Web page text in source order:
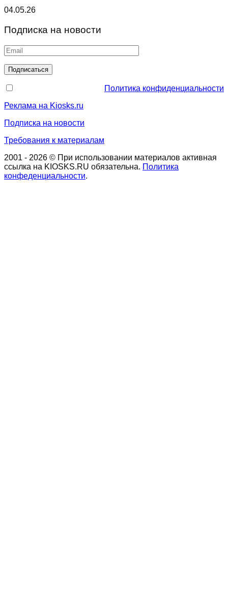
04.05.26
Подписка на новости
Политика конфиденциальности
Реклама на Kiosks.ru
Подписка на новости
Требования к материалам
2001 - 2026 © При использовании материалов активная
ссылка на KIOSKS.RU обязательна. Политика
конфеденциальности.